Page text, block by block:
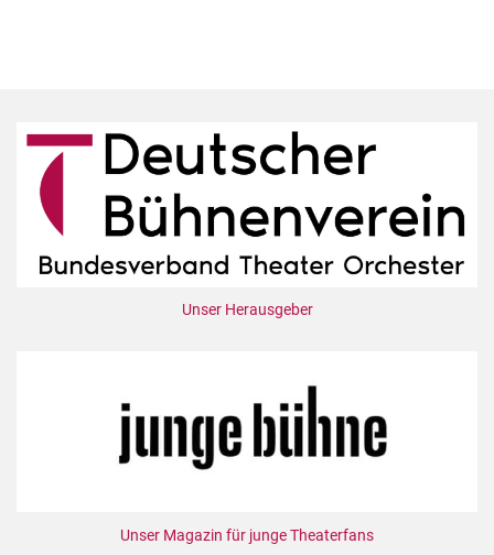
Unser Herausgeber
Unser Magazin für junge Theaterfans